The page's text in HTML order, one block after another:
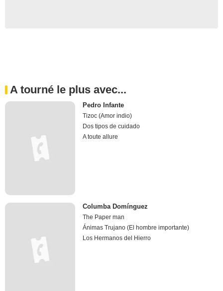
A tourné le plus avec...
Pedro Infante
Tizoc (Amor indio)
Dos tipos de cuidado
A toute allure
Columba Domínguez
The Paper man
Ánimas Trujano (El hombre importante)
Los Hermanos del Hierro